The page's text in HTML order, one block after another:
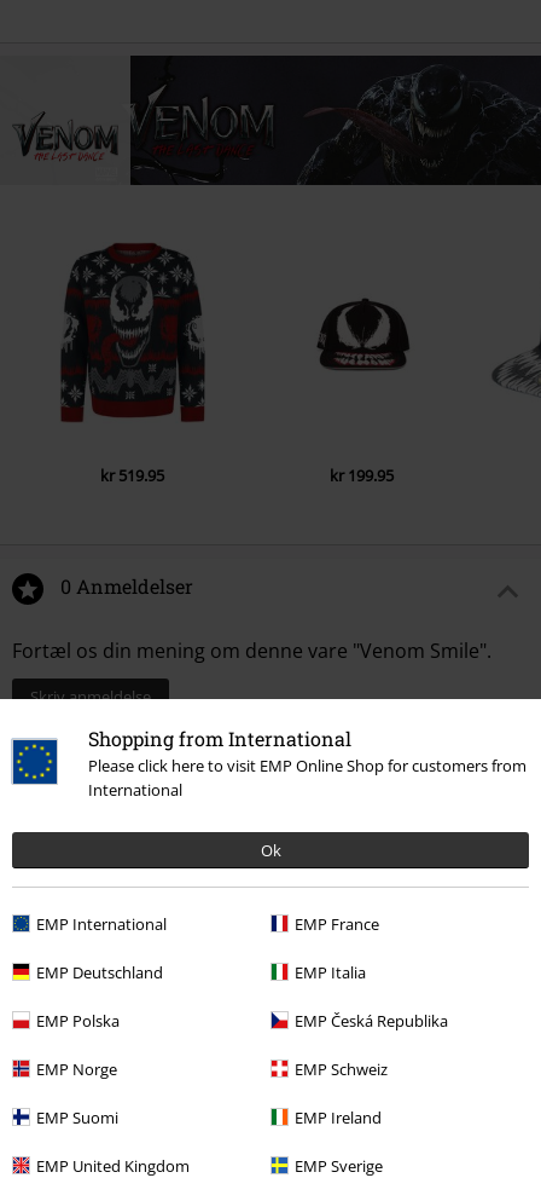
Shopping from International
Please click here to visit EMP Online Shop for customers from
International
Ok
EMP International EMP France
EMP Deutschland EMP Italia
EMP Polska EMP Česká Republika
EMP Norge EMP Schweiz
EMP Suomi EMP Ireland
EMP United Kingdom EMP Sverige
kr 519.95 kr 199.95
0 Anmeldelser
Fortæl os din mening om denne vare "Venom Smile".
Skriv anmeldelse